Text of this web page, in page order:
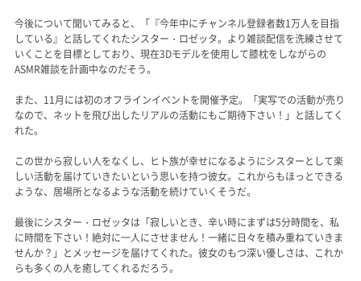
今後について聞いてみると、「『今年中にチャンネル登録者数1万人を目指
している』と話してくれたシスター・ロゼッタ。より雑談配信を洗練させて
いくことを目標としており、現在3Dモデルを使用して膝枕をしながらの
ASMR雑談を計画中なのだそう。
また、11月には初のオフラインイベントを開催予定。「実写での活動が売り
なので、ネットを飛び出したリアルの活動にもご期待下さい！」と話してく
れた。
この世から寂しい人をなくし、ヒト族が幸せになるようにシスターとして楽
しい活動を届けていきたいという思いを持つ彼女。これからもほっとできる
ような、居場所となるような活動を続けていくそうだ。
最後にシスター・ロゼッタは「寂しいとき、辛い時にまずは5分時間を、私
に時間を下さい！絶対に一人にさせません！一緒に日々を積み重ねていきま
せんか？」とメッセージを届けてくれた。彼女のもつ深い優しさは、これか
らも多くの人を癒してくれるだろう。